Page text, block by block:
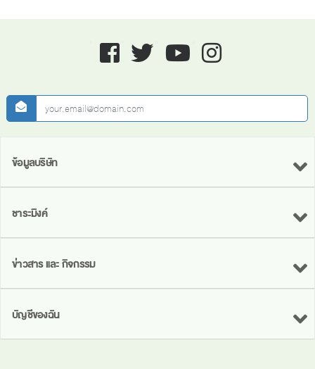
Facebook twitter youtube instagram
newsletter
ข้อมูลบริษัท
ชาระมิงค์
ข่าวสาร และ กิจกรรม
บัญชีของฉัน